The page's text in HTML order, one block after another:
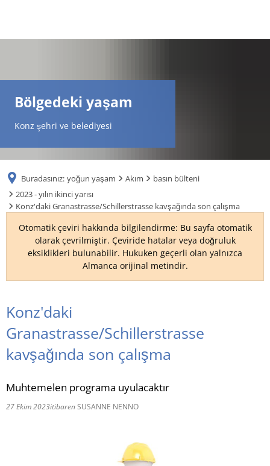
TR
UK
Bölgedeki yaşam
Konz şehri ve belediyesi
Buradasınız: yoğun yaşam Akım
basın bülteni
2023 - yılın ikinci yarısı
Konz'daki Granastrasse/Schillerstrasse kavşağında son çalışma
Otomatik çeviri hakkında bilgilendirme: Bu sayfa otomatik
olarak çevrilmiştir. Çeviride hatalar veya doğruluk
eksiklikleri bulunabilir. Hukuken geçerli olan yalnızca
Almanca orijinal metindir.
Konz'daki
Granastrasse/Schillerstrasse
kavşağında son çalışma
Muhtemelen programa uyulacaktır
27 Ekim 2023itibarenSUSANNE NENNO